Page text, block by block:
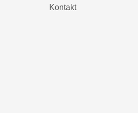
Kontakt